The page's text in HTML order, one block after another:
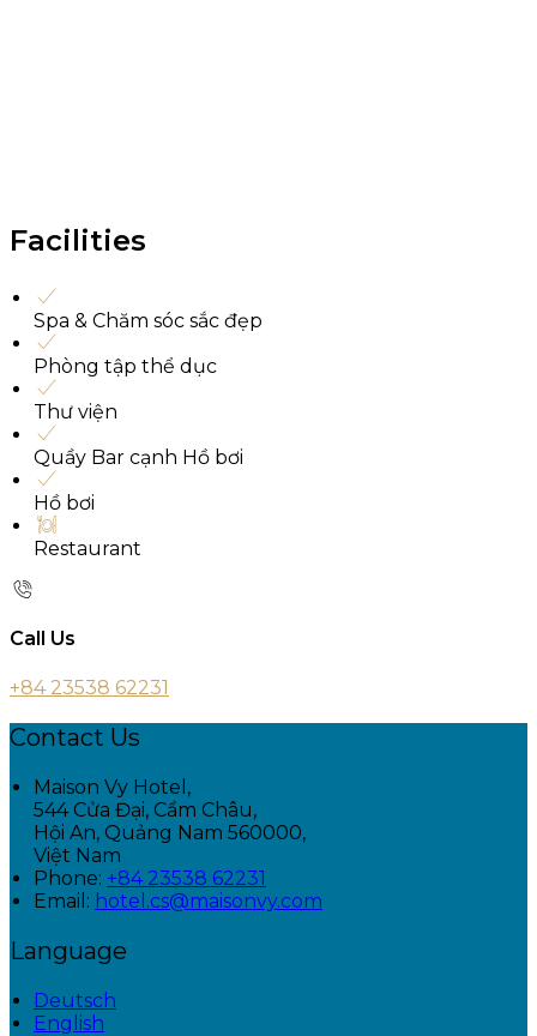
Facilities
Spa & Chăm sóc sắc đẹp
Phòng tập thể dục
Thư viện
Quầy Bar cạnh Hồ bơi
Hồ bơi
Restaurant
Call Us
+84 23538 62231
Contact Us
Maison Vy Hotel,
544 Cửa Đại, Cẩm Châu,
Hội An, Quảng Nam 560000,
Việt Nam
Phone: +84 23538 62231
Email: hotel.cs@maisonvy.com
Language
Deutsch
English